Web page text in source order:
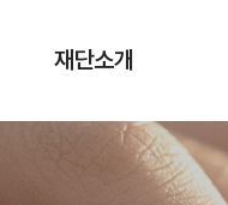
재단소개